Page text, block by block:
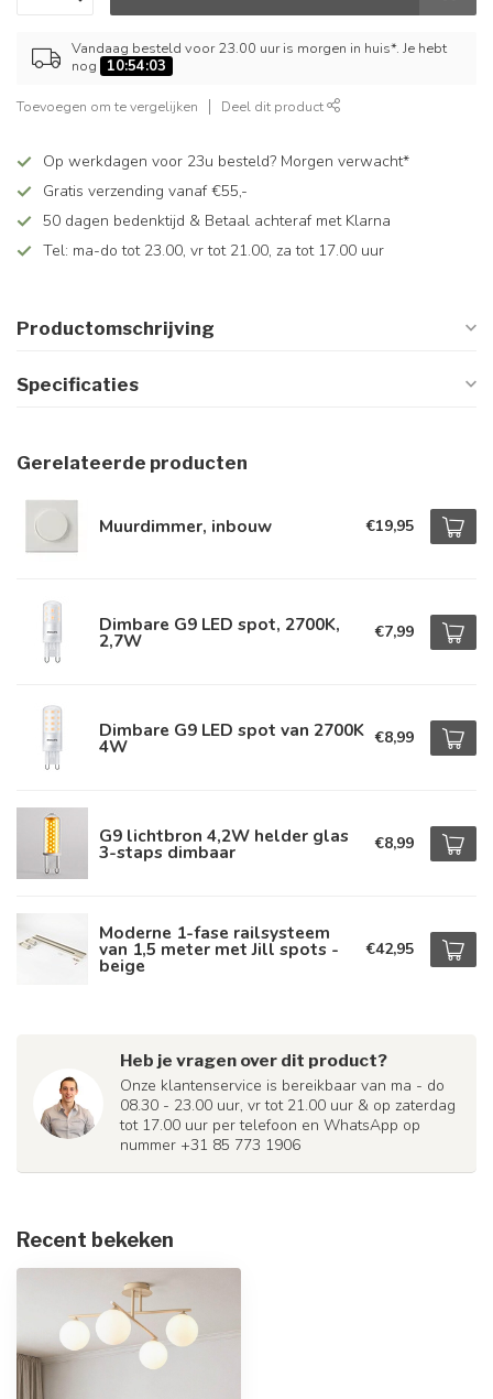
Vandaag besteld voor 23.00 uur is morgen in huis*. Je hebt
nog
10:54:02
Toevoegen om te vergelijken Deel dit product
Op werkdagen voor 23u besteld? Morgen verwacht*
Gratis verzending vanaf €55,-
50 dagen bedenktijd & Betaal achteraf met Klarna
Tel: ma-do tot 23.00, vr tot 21.00, za tot 17.00 uur
Productomschrijving
Specificaties
Gerelateerde producten
Muurdimmer, inbouw €19,95
Dimbare G9 LED spot, 2700K,
2,7W €7,99
Dimbare G9 LED spot van 2700K
4W €8,99
G9 lichtbron 4,2W helder glas
3-staps dimbaar €8,99
Moderne 1-fase railsysteem
van 1,5 meter met Jill spots -
beige
€42,95
Heb je vragen over dit product?
Onze klantenservice is bereikbaar van ma - do
08.30 - 23.00 uur, vr tot 21.00 uur & op zaterdag
tot 17.00 uur per telefoon en WhatsApp op
nummer +31 85 773 1906
Recent bekeken